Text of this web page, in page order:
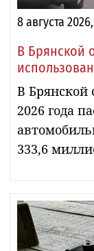
8 августа
В Брянской
В Брянской
2026 года
333,6